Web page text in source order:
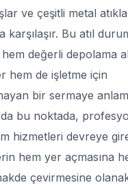
ve çeşitli metal
karşılaşır. Bu atıl
değerli depolama
hem de işletme için
bir sermaye
bu noktada,
hizmetleri devreye
hem yer açmasına
çevirmesine